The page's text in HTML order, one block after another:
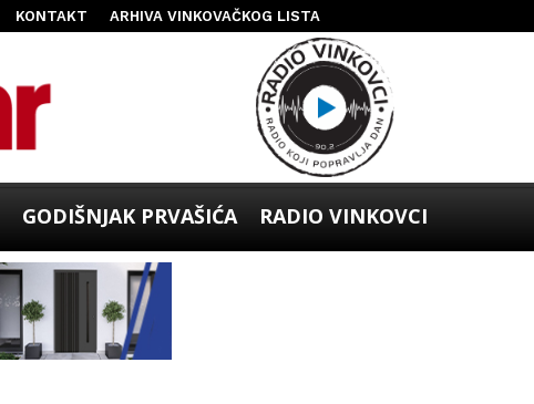
KONTAKT ARHIVA VINKOVAČKOG LISTA
GODIŠNJAK PRVAŠIĆA RADIO VINKOVCI